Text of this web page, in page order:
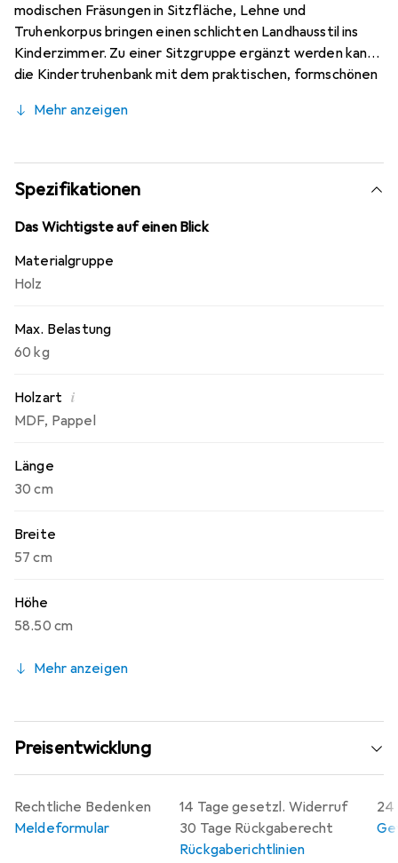
modischen Fräsungen in Sitzfläche, Lehne und
Truhenkorpus bringen einen schlichten Landhausstil ins
Kinderzimmer. Zu einer Sitzgruppe ergänzt werden kann
die Kindertruhenbank mit dem praktischen, formschönen
kann es losgehen mit Spielen, Essen, Basteln, Malen oder
Mehr anzeigen
Spezifikationen
Das Wichtigste auf einen Blick
Materialgruppe
Holz
Max. Belastung
60 kg
Holzart i
MDF, Pappel
Länge
30 cm
Breite
57 cm
Höhe
58.50 cm
Mehr anzeigen
Preisentwicklung
14 Tage gesetzl. Widerruf
30 Tage Rückgaberecht
Rückgaberichtlinien
24
Rechtliche Bedenken
Meldeformular